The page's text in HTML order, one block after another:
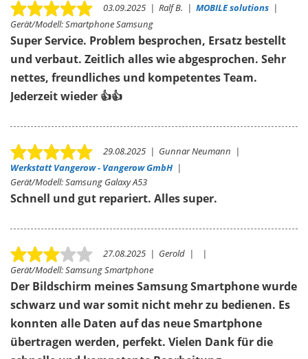
03.09.2025 | Ralf B. | MOBILE solutions |
Gerät/Modell:Smartphone Samsung
Super Service. Problem besprochen, Ersatz bestellt
und verbaut. Zeitlich alles wie abgesprochen. Sehr
nettes, freundliches und kompetentes Team.
Jederzeit wieder 👍👍
29.08.2025 | Gunnar Neumann |
Werkstatt Vangerow - Vangerow GmbH |
Gerät/Modell:Samsung Galaxy A53
Schnell und gut repariert. Alles super.
27.08.2025 | Gerold |
|
Gerät/Modell:Samsung Smartphone
Der Bildschirm meines Samsung Smartphone wurde
schwarz und war somit nicht mehr zu bedienen. Es
konnten alle Daten auf das neue Smartphone
übertragen werden, perfekt. Vielen Dank für die